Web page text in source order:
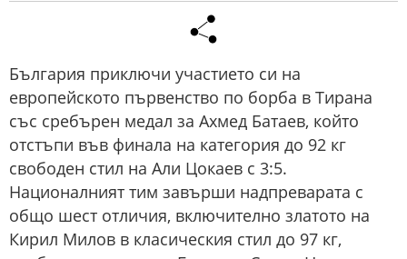
България приключи участието си на
европейското първенство по борба в Тирана
със сребърен медал за Ахмед Батаев, който
отстъпи във финала на категория до 92 кг
свободен стил на Али Цокаев с 3:5.
Националният тим завърши надпреварата с
общо шест отличия, включително златото на
Кирил Милов в класическия стил до 97 кг,